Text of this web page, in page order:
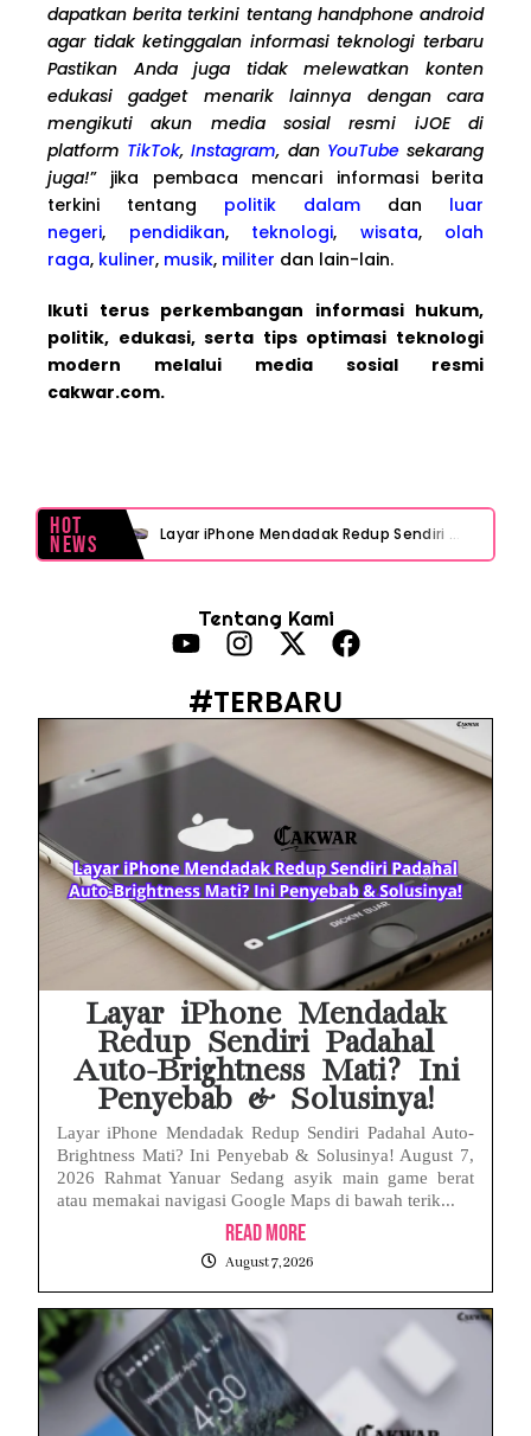
dapatkan berita terkini tentang handphone android
agar tidak ketinggalan informasi teknologi terbaru
Pastikan Anda juga tidak melewatkan konten
edukasi gadget menarik lainnya dengan cara
mengikuti akun media sosial resmi iJOE di
platform TikTok,Instagram, dan YouTubesekarang
juga!” jika pembaca mencari informasi berita
terkini tentang politik dalam dan luar
negeri, pendidikan, teknologi, wisata, olah
raga, kuliner, musik, militer dan lain-lain.
Ikuti terus perkembangan informasi hukum,
politik, edukasi, serta tips optimasi teknologi
modern melalui media sosial resmi
cakwar.com.
Hot
News Layar iPhone Mendadak Redup Sendiri Padahal Auto-Brightness Mati? Ini Penyebab & Solusinya!
Prabowo Sebut ‘Londo Ireng’, Ray Rangkuti Desak DPR Bersikap, Ini Ulasan Politiknya
MAKI Soroti Penahanan Eks Jampidsus Febrie Adriansyah Tanpa Rompi Pink
Babak Baru Kasus Febrie Adriansyah, Rencana Praperadilan Penyitaan Emas dan Uang Tunai Jadi Sorotan
Baterai Apple Watch Cepat Boros? Ini Penyebab dan Cara Mengatasinya
HP Huawei Cepat Panas? Ini Penyebab Utama dan Cara Mengatasinya
Tentang Kami
#TERBARU
Layar iPhone Mendadak
Redup Sendiri Padahal
Auto-Brightness Mati? Ini
Penyebab & Solusinya!
Layar iPhone Mendadak Redup Sendiri Padahal Auto-
Brightness Mati? Ini Penyebab & Solusinya! August 7,
2026 Rahmat Yanuar Sedang asyik main game berat
atau memakai navigasi Google Maps di bawah terik...
Read More
August 7, 2026